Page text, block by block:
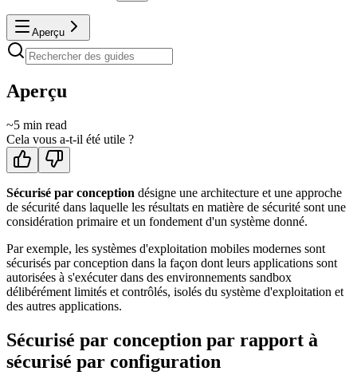
Aperçu
Aperçu
~5 min read
Cela vous a-t-il été utile ?
Sécurisé par conception désigne une architecture et une approche
de sécurité dans laquelle les résultats en matière de sécurité sont une
considération primaire et un fondement d'un système donné.
Par exemple, les systèmes d'exploitation mobiles modernes sont
sécurisés par conception dans la façon dont leurs applications sont
autorisées à s'exécuter dans des environnements sandbox
délibérément limités et contrôlés, isolés du système d'exploitation et
des autres applications.
Sécurisé par conception par rapport à
sécurisé par configuration